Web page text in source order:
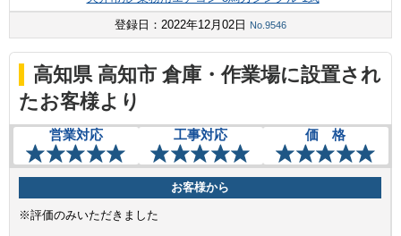
登録日：2022年12月02日 No.9546
高知県 高知市 倉庫・作業場に設置され
たお客様より
営業対応 工事対応 価 格
お客様から
※評価のみいただきました